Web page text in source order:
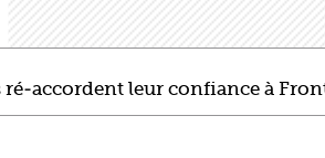
ré-accordent leur confiance à